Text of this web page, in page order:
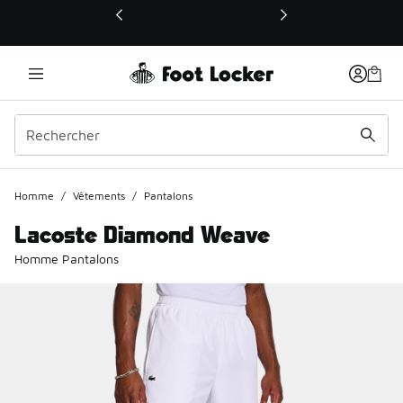
Ce lien ouvrira une nouvelle fenêtre
Homme / Vêtements / Pantalons
Lacoste Diamond Weave
Homme Pantalons